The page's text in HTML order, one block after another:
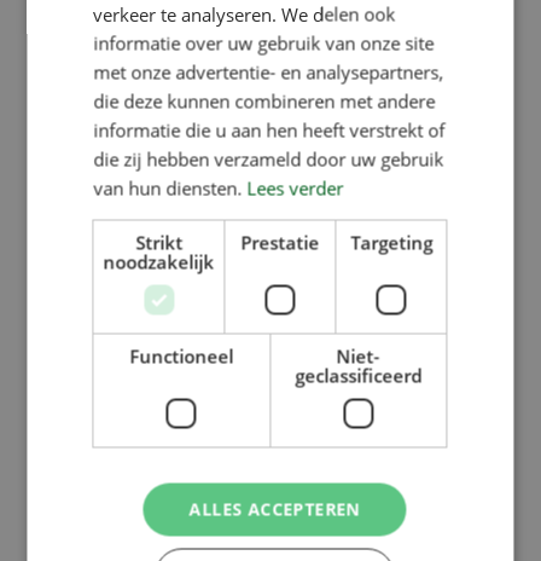
Terug naar overzicht
verkeer te analyseren. We delen ook
informatie over uw gebruik van onze site
met onze advertentie- en analysepartners,
die deze kunnen combineren met andere
informatie die u aan hen heeft verstrekt of
die zij hebben verzameld door uw gebruik
van hun diensten. Lees verder
Strikt
noodzakelijk
Prestatie Targeting
Functioneel
Niet-
geclassificeerd
ALLES ACCEPTEREN